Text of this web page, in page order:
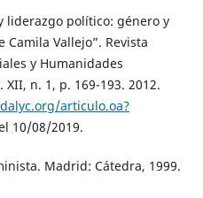
liderazgo político: género y
Vallejo”. Revista
y Humanidades
XII, n. 1, p. 169-193. 2012.
articulo.oa?
10/08/2019.
Madrid: Cátedra, 1999.